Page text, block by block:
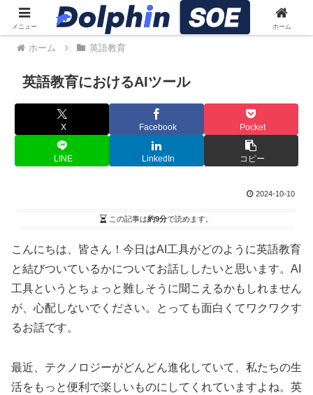
ホーム 英語教育
英語教育におけるAIツール
X Facebook Pocket
LINE LinkedIn コピー
2024-10-10
この記事は約9分で読めます。
こんにちは、皆さん！今日はAI工具がどのように英語教育
と結びついているかについてお話ししたいと思います。AI
工具というとちょっと難しそうに聞こえるかもしれません
が、心配しないでください。とっても面白くてワクワクす
るお話です。
最近、テクノロジーがどんどん進化していて、私たちの生
活をもっと便利で楽しいものにしてくれていますよね。英
メニュー ホーム